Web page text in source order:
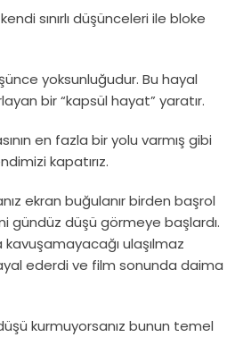
sınırlı düşünceleri ile bloke
yoksunluğudur. Bu hayal
bir “kapsül hayat” yaratır.
en fazla bir yolu varmış gibi
kapatırız.
ekran buğulanır birden başrol
gündüz düşü görmeye başlardı.
ulaşılmaz
ederdi ve film sonunda daima
kurmuyorsanız bunun temel